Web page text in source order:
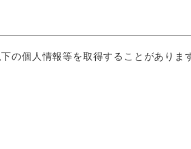
の個人情報等を取得することがありま